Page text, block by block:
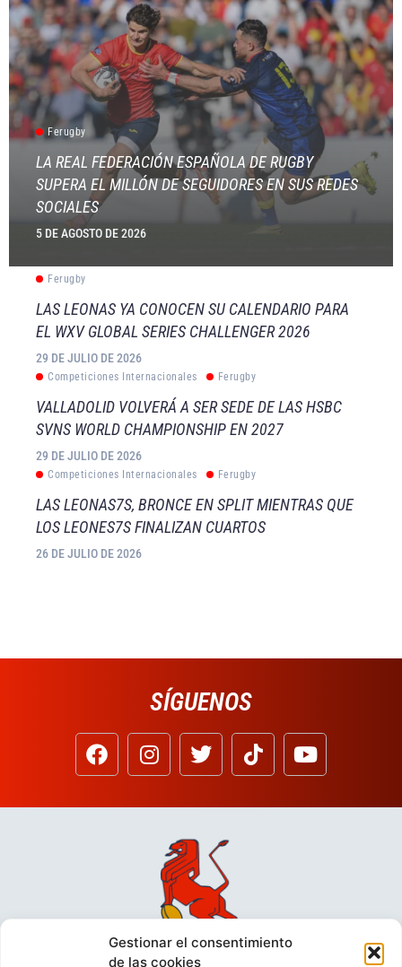
Gestionar el consentimiento
de las cookies
Ferugby
LA REAL FEDERACIÓN ESPAÑOLA DE RUGBY
SUPERA EL MILLÓN DE SEGUIDORES EN SUS REDES
SOCIALES
5 DE AGOSTO DE 2026
Ferugby
LAS LEONAS YA CONOCEN SU CALENDARIO PARA
EL WXV GLOBAL SERIES CHALLENGER 2026
29 DE JULIO DE 2026
Competiciones Internacionales Ferugby
VALLADOLID VOLVERÁ A SER SEDE DE LAS HSBC
SVNS WORLD CHAMPIONSHIP EN 2027
29 DE JULIO DE 2026
Competiciones Internacionales Ferugby
LAS LEONAS7S, BRONCE EN SPLIT MIENTRAS QUE
LOS LEONES7S FINALIZAN CUARTOS
26 DE JULIO DE 2026
SÍGUENOS